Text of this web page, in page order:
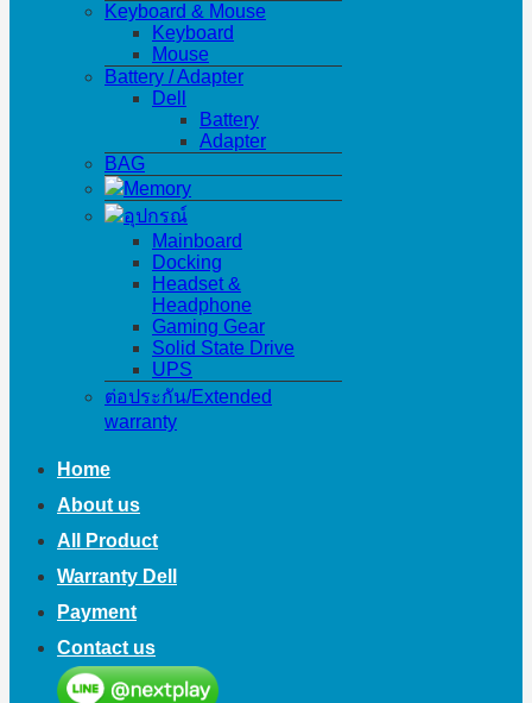
Keyboard & Mouse
Keyboard
Mouse
Battery / Adapter
Dell
Battery
Adapter
BAG
Memory
อุปกรณ์
Mainboard
Docking
Headset &
Headphone
Gaming Gear
Solid State Drive
UPS
ต่อประกัน/Extended
warranty
Home
About us
All Product
Warranty Dell
Payment
Contact us